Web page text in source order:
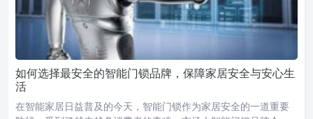
如何选择最安全的智能门锁品牌，保障家居安全与安心生
活
在智能家居日益普及的今天，智能门锁作为家居安全的一道重要